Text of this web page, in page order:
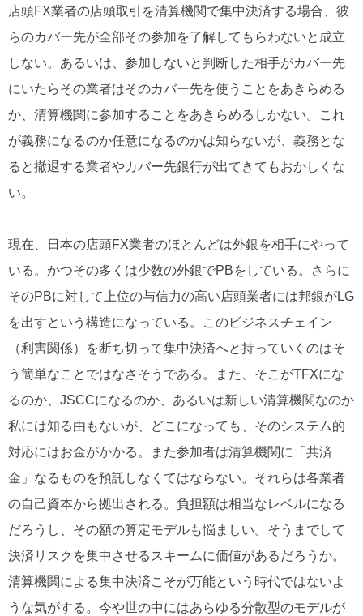
店頭FX業者の店頭取引を清算機関で集中決済する場合、彼
らのカバー先が全部その参加を了解してもらわないと成立
しない。あるいは、参加しないと判断した相手がカバー先
にいたらその業者はそのカバー先を使うことをあきらめる
か、清算機関に参加することをあきらめるしかない。これ
が義務になるのか任意になるのかは知らないが、義務とな
ると撤退する業者やカバー先銀行が出てきてもおかしくな
い。
現在、日本の店頭FX業者のほとんどは外銀を相手にやって
いる。かつその多くは少数の外銀でPBをしている。さらに
そのPBに対して上位の与信力の高い店頭業者には邦銀がLG
を出すという構造になっている。このビジネスチェイン
（利害関係）を断ち切って集中決済へと持っていくのはそ
う簡単なことではなさそうである。また、そこがTFXにな
るのか、JSCCになるのか、あるいは新しい清算機関なのか
私には知る由もないが、どこになっても、そのシステム的
対応にはお金がかかる。また参加者は清算機関に「共済
金」なるものを預託しなくてはならない。それらは各業者
の自己資本から拠出される。負担額は相当なレベルになる
だろうし、その額の算定モデルも悩ましい。そうまでして
決済リスクを集中させるスキームに価値があるだろうか。
清算機関による集中決済こそが万能という時代ではないよ
うな気がする。今や世の中にはあらゆる分散型のモデルが